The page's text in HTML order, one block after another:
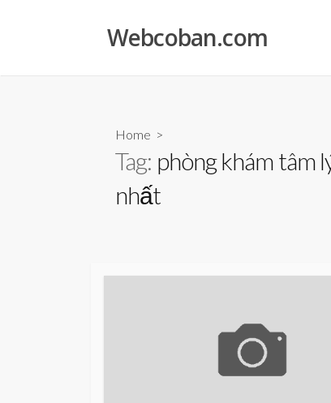
Webcoban.com
Home >
Tag: phòng khám
nhất